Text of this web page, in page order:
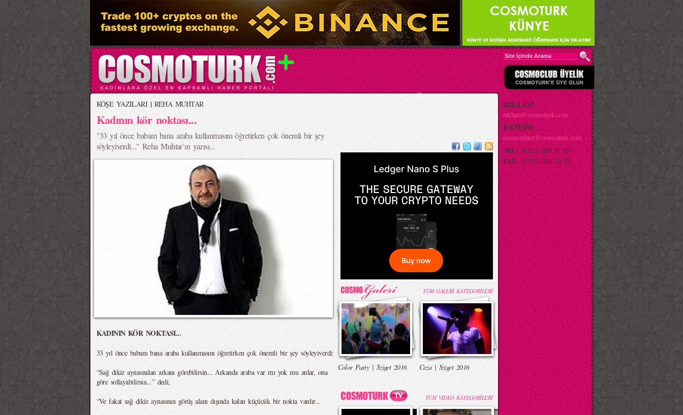
KÖŞE YAZILARI| REHA MUHTAR
Kadının kör noktası...
"33 yıl önce babam bana araba kullanmasını öğretirken çok önemli bir şey
söyleyiverdi..." Reha Muhtar`ın yazısı...
KADININ KÖR NOKTASI...
33 yıl önce babam bana araba kullanmasını öğretirken çok önemli bir şey söyleyiverdi:
“Sağ dikiz aynasından arkanı görebilirsin... Arkanda araba var mı yok mu anlar, ona
göre sollayabilirsin...” dedi,
“Ve fakat sağ dikiz aynasının görüş alanı dışında kalan küçücük bir nokta vardır...
TÜM GALERİ KATEGORİLERİ
Color Party | Sziget 2016 Ceza | Sziget 2016
TÜM VIDEO KATEGORİLERİ
REKLAM
reklam@cosmoturk.com
İLETİŞİM
cosmoeditor@cosmoturk.com
TEL: (0212) 280 07 00
FAX: (0212) 244 13 32